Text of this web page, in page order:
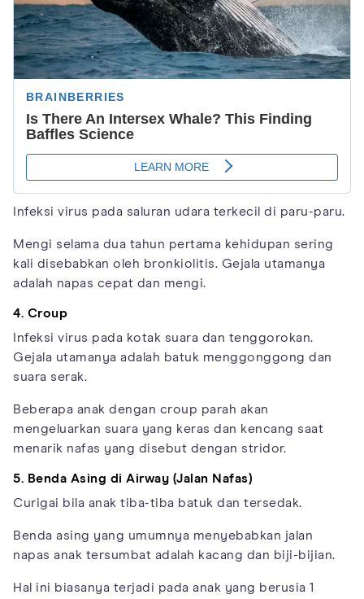
Infeksi virus pada saluran udara terkecil di paru-paru.
Mengi selama dua tahun pertama kehidupan sering
kali disebabkan oleh bronkiolitis. Gejala utamanya
adalah napas cepat dan mengi.
4. Croup
Infeksi virus pada kotak suara dan tenggorokan.
Gejala utamanya adalah batuk menggonggong dan
suara serak.
Beberapa anak dengan croup parah akan
mengeluarkan suara yang keras dan kencang saat
menarik nafas yang disebut dengan stridor.
5. Benda Asing di Airway (Jalan Nafas)
Curigai bila anak tiba-tiba batuk dan tersedak.
Benda asing yang umumnya menyebabkan jalan
napas anak tersumbat adalah kacang dan biji-bijian.
Hal ini biasanya terjadi pada anak yang berusia 1